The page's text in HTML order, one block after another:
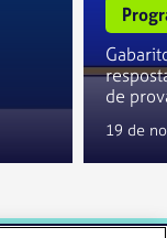
de
19 de